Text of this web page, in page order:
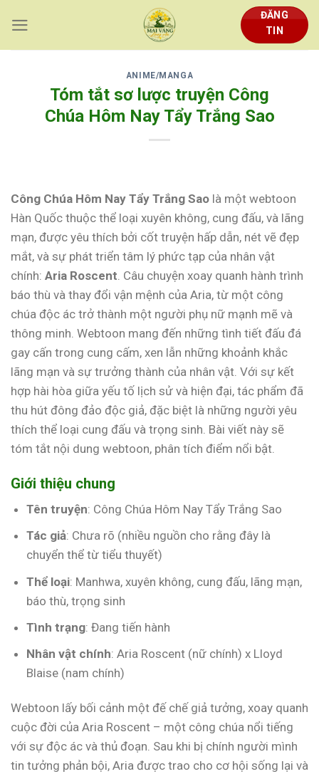
content
ĐĂNG
TIN
ANIME/MANGA
Tóm tắt sơ lược truyện Công
Chúa Hôm Nay Tẩy Trắng Sao
Công Chúa Hôm Nay Tẩy Trắng Sao là một webtoon
Hàn Quốc thuộc thể loại xuyên không, cung đấu, và lãng
mạn, được yêu thích bởi cốt truyện hấp dẫn, nét vẽ đẹp
mắt, và sự phát triển tâm lý phức tạp của nhân vật
chính: Aria Roscent . Câu chuyện xoay quanh hành trình
báo thù và thay đổi vận mệnh của Aria, từ một công
chúa độc ác trở thành một người phụ nữ mạnh mẽ và
thông minh. Webtoon mang đến những tình tiết đấu đá
gay cấn trong cung cấm, xen lẫn những khoảnh khắc
lãng mạn và sự trưởng thành của nhân vật. Với sự kết
hợp hài hòa giữa yếu tố lịch sử và hiện đại, tác phẩm đã
thu hút đông đảo độc giả, đặc biệt là những người yêu
thích thể loại cung đấu và trọng sinh. Bài viết này sẽ
tóm tắt nội dung webtoon, phân tích điểm nổi bật.
Giới thiệu chung
Tên truyện: Công Chúa Hôm Nay Tẩy Trắng Sao
Tác giả: Chưa rõ (nhiều nguồn cho rằng đây là
chuyển thể từ tiểu thuyết)
Thể loại: Manhwa, xuyên không, cung đấu, lãng mạn,
báo thù, trọng sinh
Tình trạng: Đang tiến hành
Nhân vật chính: Aria Roscent (nữ chính) x Lloyd
Blaise (nam chính)
Webtoon lấy bối cảnh một đế chế giả tưởng, xoay quanh
cuộc đời của Aria Roscent – một công chúa nổi tiếng
với sự độc ác và thủ đoạn. Sau khi bị chính người mình
tin tưởng phản bội, Aria được trao cho cơ hội sống lại và